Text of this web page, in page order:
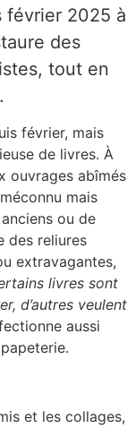
février 2025 à
des
tout en
février, mais
de livres. À
ouvrages abîmés
mais
ou de
des reliures
extravagantes,
livres sont
d’autres veulent
aussi
et les collages,